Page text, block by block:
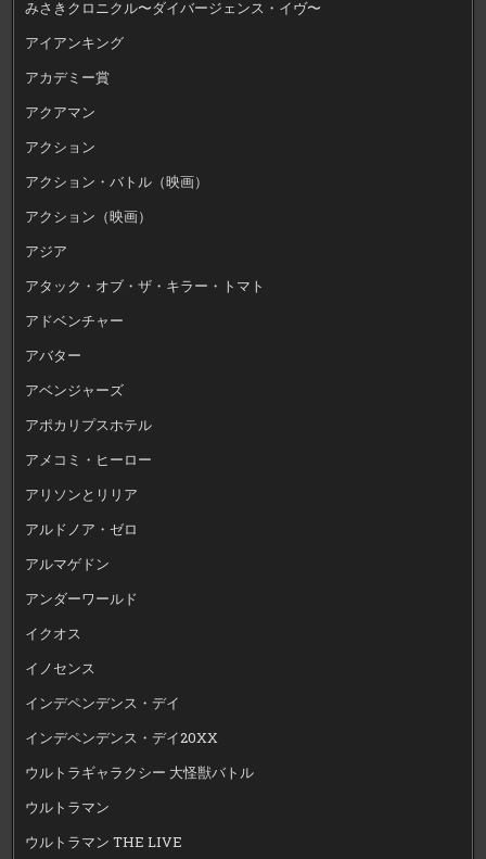
みさきクロニクル〜ダイバージェンス・イヴ〜
アイアンキング
アカデミー賞
アクアマン
アクション
アクション・バトル（映画）
アクション（映画）
アジア
アタック・オブ・ザ・キラー・トマト
アドベンチャー
アバター
アベンジャーズ
アポカリプスホテル
アメコミ・ヒーロー
アリソンとリリア
アルドノア・ゼロ
アルマゲドン
アンダーワールド
イクオス
イノセンス
インデペンデンス・デイ
インデペンデンス・デイ20XX
ウルトラギャラクシー 大怪獣バトル
ウルトラマン
ウルトラマン THE LIVE